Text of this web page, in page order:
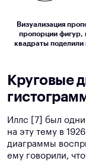
Визуализация
пропорции фигур,
квадраты
Круговые
Иллс [7] был
на эту тему в
диаграммы
ему говорили,